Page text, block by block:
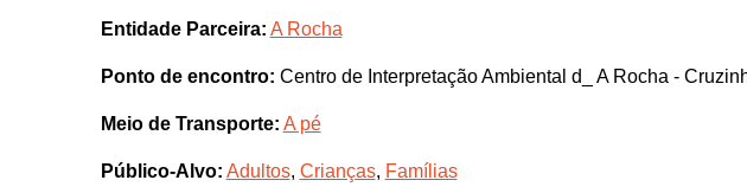
Entidade Parceira: A Rocha
Ponto de encontro: Centro de Interpretação Ambiental d_ A Rocha -
Meio de Transporte: A pé
Público-Alvo: Adultos, Crianças, Famílias